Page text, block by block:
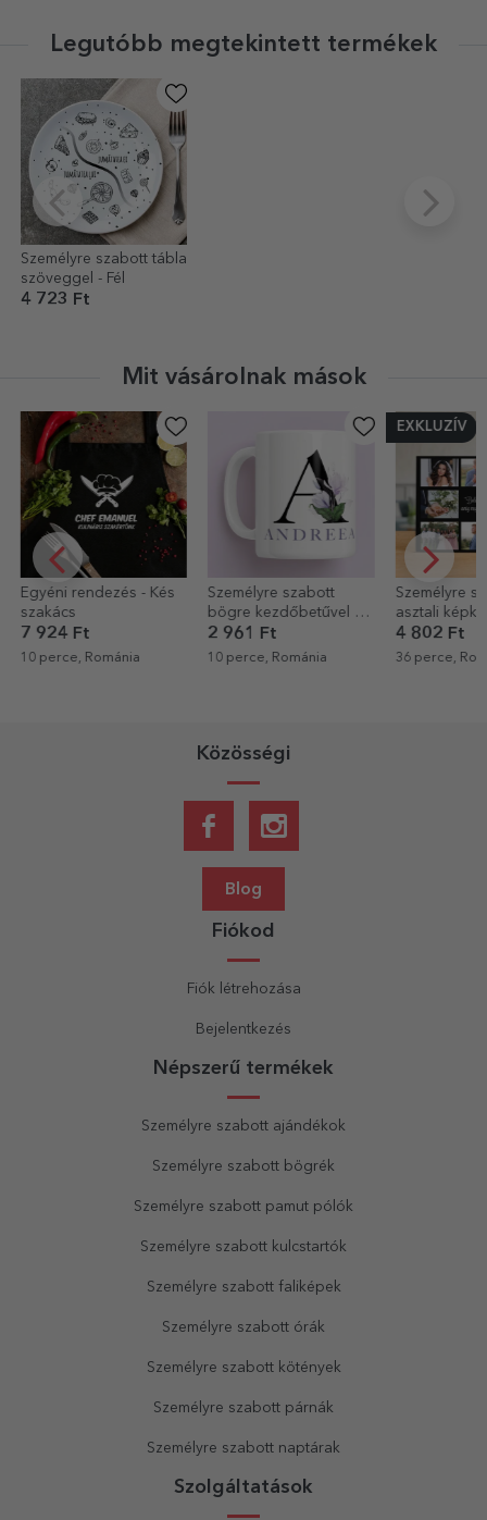
Legutóbb megtekintett termékek
Személyre szabott tábla
szöveggel - Fél
4 723 Ft
Mit vásárolnak mások
Személyre szabott
bögre kezdőbetűvel és
névvel
2 961 Ft
10 perce, Románia
Személyre szabott
asztali képkeret 8
fotóval és szöveggel –
Boldogan éltek, míg
4 802 Ft
36 perce, Románia
Személyre
pezsgő
Royalty
6 403 Ft
55 perce,
Közösségi
Blog
Fiókod
Fiók létrehozása
Bejelentkezés
Népszerű termékek
Személyre szabott ajándékok
Személyre szabott bögrék
Személyre szabott pamut pólók
Személyre szabott kulcstartók
Személyre szabott faliképek
Személyre szabott órák
Személyre szabott kötények
Személyre szabott párnák
Személyre szabott naptárak
Szolgáltatások